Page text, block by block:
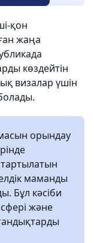
қон
жаңа
көздейтін
визалар үшін
орындау
маманды
Бұл кәсіби
және